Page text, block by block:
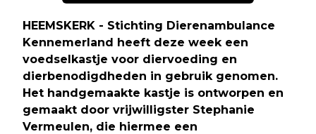
HEEMSKERK - Stichting Dierenambulance
Kennemerland heeft deze week een
voedselkastje voor diervoeding en
dierbenodigdheden in gebruik genomen.
Het handgemaakte kastje is ontworpen en
gemaakt door vrijwilligster Stephanie
Vermeulen, die hiermee een